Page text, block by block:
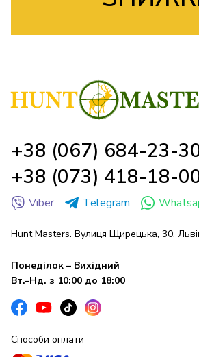
+38 (067) 684-23-
+38 (073) 418-18-
Viber Telegram
Hunt Masters. Вулиця Щирецька, 30,
Понеділок – Вихідний
Вт.–Нд. з 10:00 до 18:00
Способи оплати